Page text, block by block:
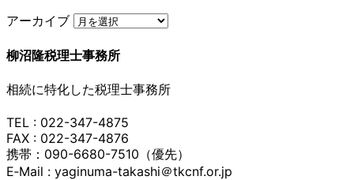
アーカイブ
柳沼隆税理士事務所
相続に特化した税理士事務所
TEL : 022-347-4875
FAX : 022-347-4876
携帯：090-6680-7510（優先）
E‐Mail : yaginuma-takashi＠tkcnf.or.jp